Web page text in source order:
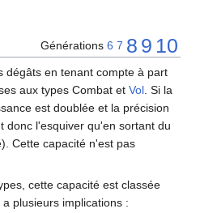
Générations 6 7 8 9 10
dégâts en tenant compte à part
aux types Combat et Vol . Si la
est doublée et la précision
donc l'esquiver qu'en sortant du
Cette capacité n'est pas
cette capacité est classée
plusieurs implications :